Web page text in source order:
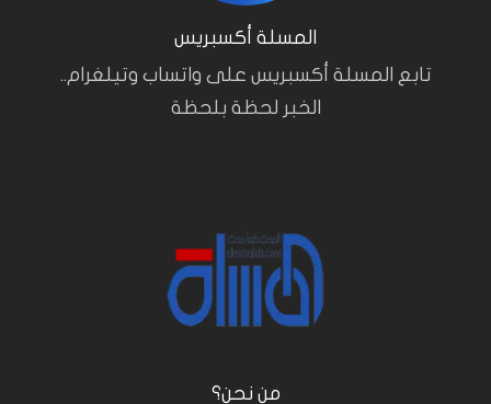
المسلة أكسبريس
تابع المسلة أكسبريس على واتساب وتيلغرام..
الخبر لحظة بلحظة
من نحن؟